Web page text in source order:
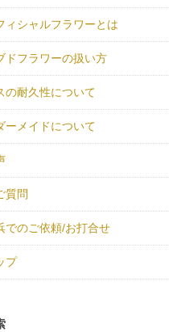
ィシャルフラワーとは
ドフラワーの扱い方
の耐久性について
ーメイドについて
質問
でのご依頼/お打合せ
プ